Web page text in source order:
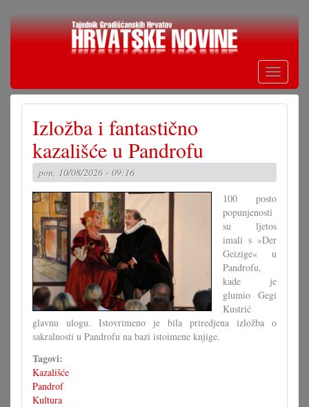
Skoči
Toggle
Izložba i fantastično
kazališće u Pandrofu
pon, 10/08/2026 - 09:16
100 posto
popunjenosti
su ljetos
imali s »Der
Geizige« u
Pandrofu,
kade je
glumio Gegi
Kustrić
glavnu ulogu. Istovrimeno je bila priredjena izložba o
sakralnosti u Pandrofu na bazi istoimene knjige.
Tagovi:
Kazališće
Pandrof
Kultura